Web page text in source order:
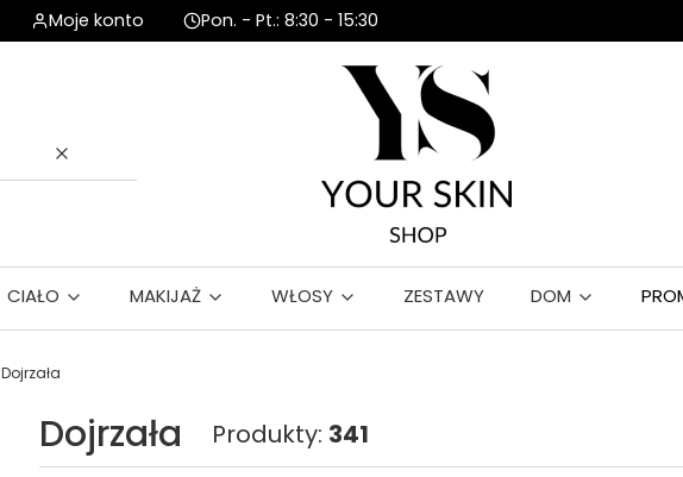
Moje konto Pon. - Pt.: 8:30 - 15:30
Wyczyść
CIAŁO MAKIJAŻ WŁOSY ZESTAWY DOM
Dojrzała
Dojrzała Produkty: 341